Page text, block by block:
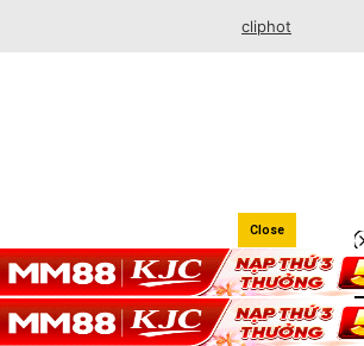
cliphot
Close